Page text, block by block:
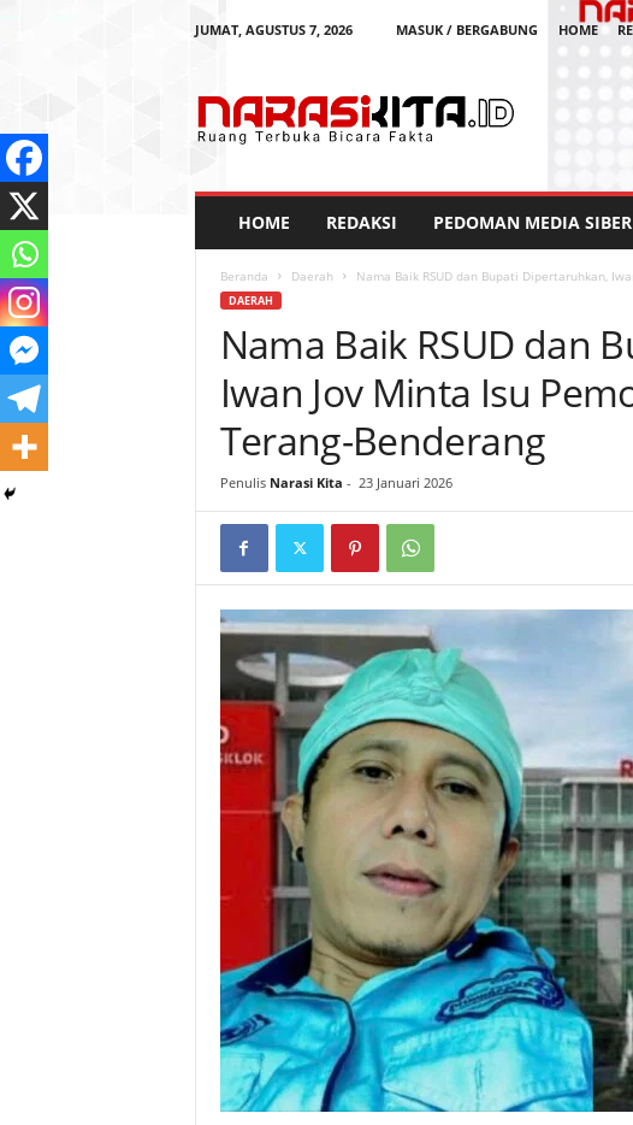
JUMAT, AGUSTUS 7, 2026 MASUK / BERGABUNG HOME
a
HOME REDAKSI PEDOMAN MEDIA SIBER
Beranda Daerah Nama Baik RSUD dan Bupati Dipertaruhkan,
DAERAH
Nama Baik RSUD dan
Iwan Jov Minta Isu
Terang-Benderang
Penulis Narasi Kita - 23 Januari 2026